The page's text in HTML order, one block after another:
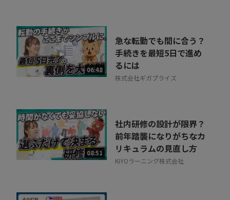
06:48
急な転勤でも間に合う？
手続きを最短5日で進め
るには
株式会社ギガプライズ
08:51
社内研修の設計が限界？
前年踏襲になりがちなカ
リキュラムの見直し方
KIYOラーニング株式会社